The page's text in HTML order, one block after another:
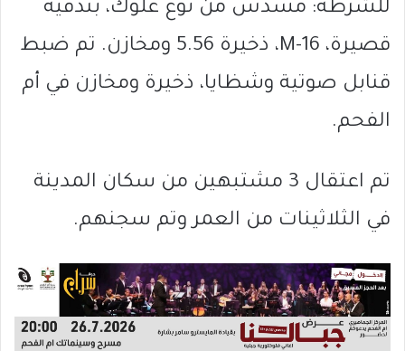
للشرطة: مسدس من نوع غلوك، بندقية
قصيرة، M-16، ذخيرة 5.56 ومخازن. تم ضبط
قنابل صوتية وشظايا، ذخيرة ومخازن في أم
الفحم.
تم اعتقال 3 مشتبهين من سكان المدينة
في الثلاثينات من العمر وتم سجنهم.